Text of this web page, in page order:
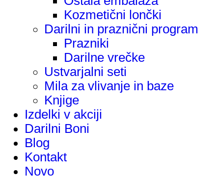
Kozmetični lončki
Darilni in praznični program
Prazniki
Darilne vrečke
Ustvarjalni seti
Mila za vlivanje in baze
Knjige
Izdelki v akciji
Darilni Boni
Blog
Kontakt
Novo